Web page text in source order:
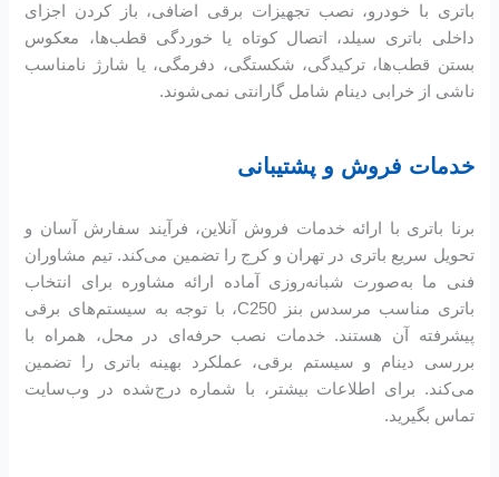
باتری با خودرو، نصب تجهیزات برقی اضافی، باز کردن اجزای
داخلی باتری سیلد، اتصال کوتاه یا خوردگی قطب‌ها، معکوس
بستن قطب‌ها، ترکیدگی، شکستگی، دفرمگی، یا شارژ نامناسب
ناشی از خرابی دینام شامل گارانتی نمی‌شوند.
خدمات فروش و پشتیبانی
برنا باتری با ارائه خدمات فروش آنلاین، فرآیند سفارش آسان و
تحویل سریع باتری در تهران و کرج را تضمین می‌کند. تیم مشاوران
فنی ما به‌صورت شبانه‌روزی آماده ارائه مشاوره برای انتخاب
باتری مناسب مرسدس بنز C250، با توجه به سیستم‌های برقی
پیشرفته آن هستند. خدمات نصب حرفه‌ای در محل، همراه با
بررسی دینام و سیستم برقی، عملکرد بهینه باتری را تضمین
می‌کند. برای اطلاعات بیشتر، با شماره درج‌شده در وب‌سایت
تماس بگیرید.